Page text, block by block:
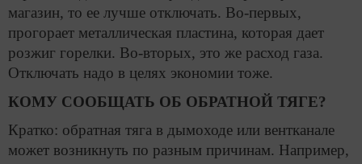
магазин, то ее лучше отключать. Во-первых,
прогорает металлическая пластина, которая дает
розжиг горелки. Во-вторых, это же расход газа.
Отключать надо в целях экономии тоже.
КОМУ СООБЩАТЬ ОБ ОБРАТНОЙ ТЯГЕ?
Кратко: обратная тяга в дымоходе или вентканале
может возникнуть по разным причинам. Например,